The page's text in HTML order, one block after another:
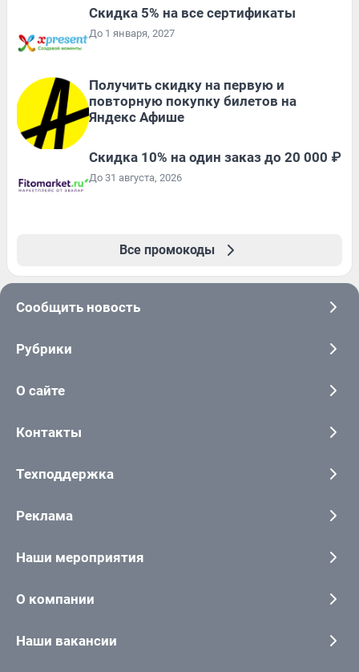
Скидка 5% на все сертификаты
До 1 января, 2027
Получить скидку на первую и
повторную покупку билетов на
Яндекс Афише
Скидка 10% на один заказ до 20 000 ₽
До 31 августа, 2026
Все промокоды
Сообщить новость
Рубрики
О сайте
Контакты
Техподдержка
Реклама
Наши мероприятия
О компании
Наши вакансии